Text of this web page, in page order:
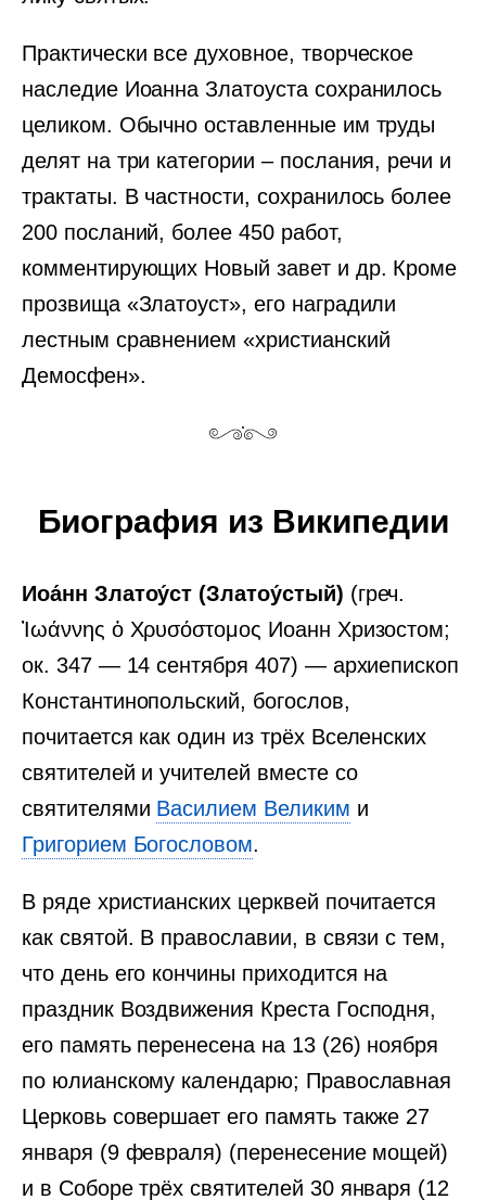
Практически все духовное, творческое
наследие Иоанна Златоуста сохранилось
целиком. Обычно оставленные им труды
делят на три категории – послания, речи и
трактаты. В частности, сохранилось более
200 посланий, более 450 работ,
комментирующих Новый завет и др. Кроме
прозвища «Златоуст», его наградили
лестным сравнением «христианский
Демосфен».
Биография из Википедии
Иоа́нн Златоу́ст (Златоу́стый) (греч.
Ἰωάννης ὁ Χρυσόστομος Иоанн Хризостом;
ок. 347 — 14 сентября 407) — архиепископ
Константинопольский, богослов,
почитается как один из трёх Вселенских
святителей и учителей вместе со
святителями Василием Великим и
Григорием Богословом.
В ряде христианских церквей почитается
как святой. В православии, в связи с тем,
что день его кончины приходится на
праздник Воздвижения Креста Господня,
его память перенесена на 13 (26) ноября
по юлианскому календарю; Православная
Церковь совершает его память также 27
января (9 февраля) (перенесение мощей)
и в Соборе трёх святителей 30 января (12